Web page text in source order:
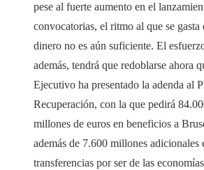
pese al fuerte aumento en el
convocatorias, el ritmo al que se gasta
dinero no es aún suficiente. El
además, tendrá que redoblarse ahora
Ejecutivo ha presentado la adenda al
Recuperación, con la que pedirá
millones de euros en beneficios a
además de 7.600 millones adicionales
transferencias por ser de las